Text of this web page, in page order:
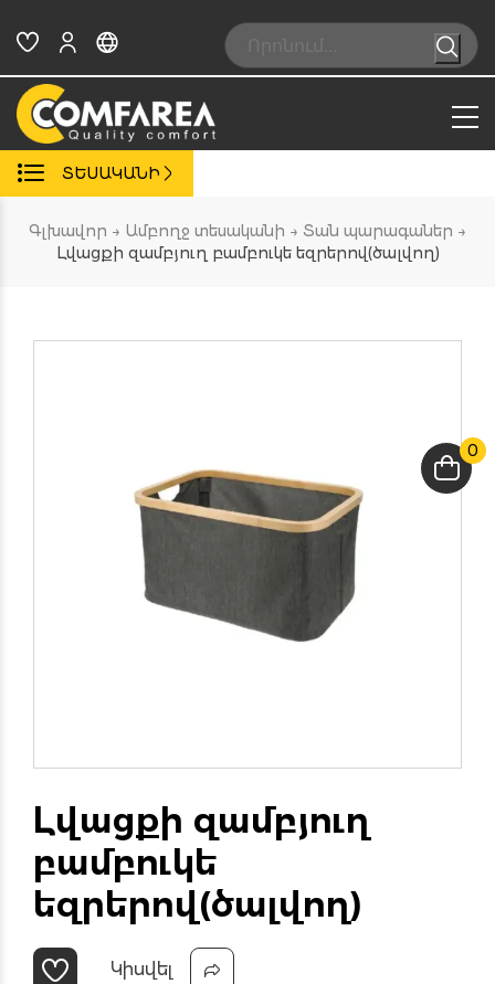
content
Search:
0
ՏԵՍԱԿԱՆԻ
Գլխավոր → Ամբողջ տեսականի → Տան պարագաներ →
Լվացքի զամբյուղ բամբուկե եզրերով(ծալվող)
Լվացքի զամբյուղ
բամբուկե
եզրերով(ծալվող)
Կիսվել